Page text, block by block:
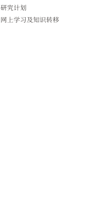
研究计划
网上学习及知识转移